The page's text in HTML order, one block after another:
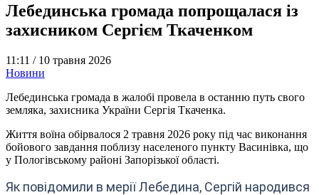
Лебединська громада попрощалася із
захисником Сергієм Ткаченком
11:11 / 10 травня 2026
Новини
Лебединська громада в жалобі провела в останню путь свого
земляка, захисника України Сергія Ткаченка.
Життя воїна обірвалося 2 травня 2026 року під час виконання
бойового завдання поблизу населеного пункту Васинівка, що
у Пологівському районі Запорізької області.
Як повідомили в мерії Лебедина, Сергій народився